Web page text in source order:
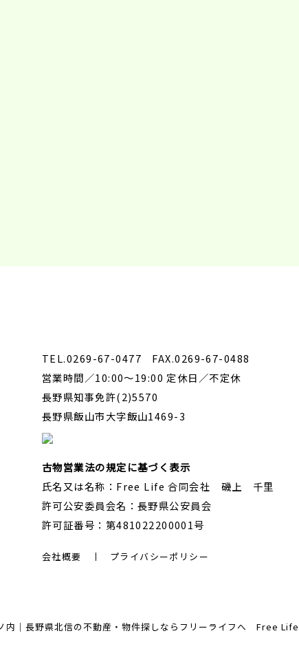
TEL.0269-67-0477 FAX.0269-67-0488
営業時間／10:00～19:00 定休日／不定休
長野県知事免許(2)5570
長野県飯山市大字飯山1469-3
古物営業法の規定に基づく表示
氏名又は名称：Free Life 合同会社 磯上 千里
許可公安委員会名：長野県公安員会
許可証番号：第481022200001号
会社概要 プライバシーポリシー
内｜長野県北信の不動産・物件探しならフリーライフへ Free